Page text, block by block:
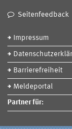
Seitenfeedback
Impressum
Barrierefreiheit
Meldeportal
Partner für: